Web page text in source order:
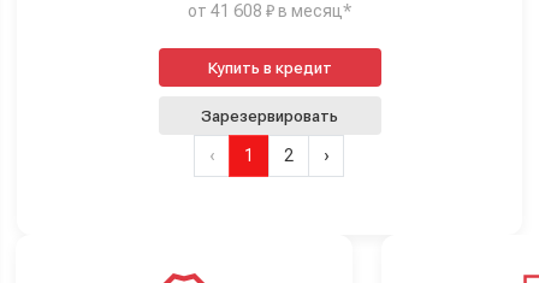
от 41 608 ₽ в месяц*
Купить в кредит
Зарезервировать
‹ 1 2 ›